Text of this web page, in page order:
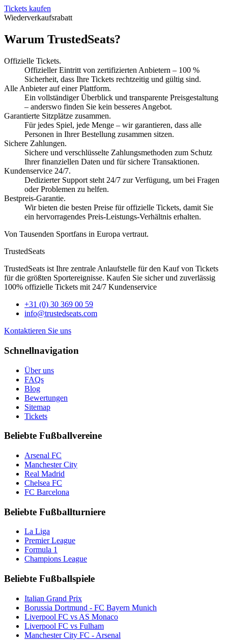
Tickets kaufen
Wiederverkaufsrabatt
Warum TrustedSeats?
Offizielle Tickets.
Offizieller Eintritt von zertifizierten Anbietern – 100 %
Sicherheit, dass Ihre Tickets rechtzeitig und gültig sind.
Alle Anbieter auf einer Plattform.
Ein vollständiger Überblick und transparente Preisgestaltung
– anderswo finden Sie kein besseres Angebot.
Garantierte Sitzplätze zusammen.
Für jedes Spiel, jede Menge – wir garantieren, dass alle
Personen in Ihrer Bestellung zusammen sitzen.
Sichere Zahlungen.
Sichere und verschlüsselte Zahlungsmethoden zum Schutz
Ihrer finanziellen Daten und für sichere Transaktionen.
Kundenservice 24/7.
Dedizierter Support steht 24/7 zur Verfügung, um bei Fragen
oder Problemen zu helfen.
Bestpreis-Garantie.
Wir bieten die besten Preise für offizielle Tickets, damit Sie
ein hervorragendes Preis-Leistungs-Verhältnis erhalten.
Von Tausenden Sportfans in Europa vertraut.
TrustedSeats
TrustedSeats ist Ihre zentrale Anlaufstelle für den Kauf von Tickets
für die größten Sportereignisse. Kaufen Sie sicher und zuverlässig
100% offizielle Tickets mit 24/7 Kundenservice
+31 (0) 30 369 00 59
info@trustedseats.com
Kontaktieren Sie uns
Schnellnavigation
Über uns
FAQs
Blog
Bewertungen
Sitemap
Tickets
Beliebte Fußballvereine
Arsenal FC
Manchester City
Real Madrid
Chelsea FC
FC Barcelona
Beliebte Fußballturniere
La Liga
Premier League
Formula 1
Champions League
Beliebte Fußballspiele
Italian Grand Prix
Borussia Dortmund - FC Bayern Munich
Liverpool FC vs AS Monaco
Liverpool FC vs Fulham
Manchester City FC - Arsenal